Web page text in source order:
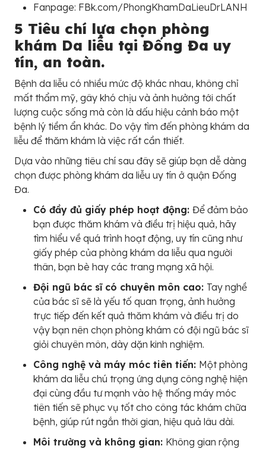
Fanpage: FBk.com/PhongKhamDaLieuDrLANH
5 Tiêu chí lựa chọn phòng
khám Da liễu tại Đống Đa uy
tín, an toàn.
Bệnh da liễu có nhiều mức độ khác nhau, không chỉ
mất thẩm mỹ, gây khó chịu và ảnh hưởng tới chất
lượng cuộc sống mà còn là dấu hiệu cảnh báo một
bệnh lý tiềm ẩn khác. Do vậy tìm đến phòng khám da
liễu để thăm khám là việc rất cần thiết.
Dựa vào những tiêu chí sau đây sẽ giúp bạn dễ dàng
chọn được phòng khám da liễu uy tín ở quận Đống
Đa.
Có đầy đủ giấy phép hoạt động: Để đảm bảo
bạn được thăm khám và điều trị hiệu quả, hãy
tìm hiểu về quá trình hoạt động, uy tín cũng như
giấy phép của phòng khám da liễu qua người
thân, bạn bè hay các trang mạng xã hội.
Đội ngũ bác sĩ có chuyên môn cao: Tay nghề
của bác sĩ sẽ là yếu tố quan trọng, ảnh hưởng
trực tiếp đến kết quả thăm khám và điều trị do
vậy bạn nên chọn phòng khám có đội ngũ bác sĩ
giỏi chuyên môn, dày dặn kinh nghiệm.
Công nghệ và máy móc tiên tiến: Một phòng
khám da liễu chú trọng ứng dụng công nghệ hiện
đại cùng đầu tư mạnh vào hệ thống máy móc
tiên tiến sẽ phục vụ tốt cho công tác khám chữa
bệnh, giúp rút ngắn thời gian, hiệu quả lâu dài.
Môi trường và không gian: Không gian rộng